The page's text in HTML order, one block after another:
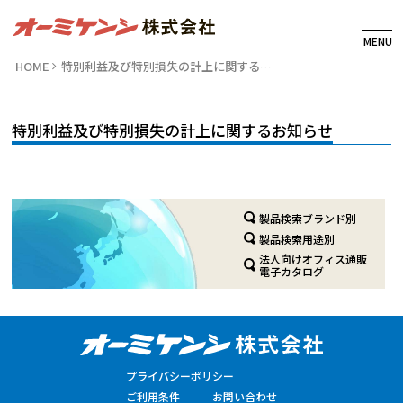
MENU
HOME 特別利益及び特別損失の計上に関する…
特別利益及び特別損失の計上に関するお知らせ
製品検索ブランド別
製品検索用途別
法人向けオフィス通販
電子カタログ
プライバシーポリシー
ご利用条件
お問い合わせ